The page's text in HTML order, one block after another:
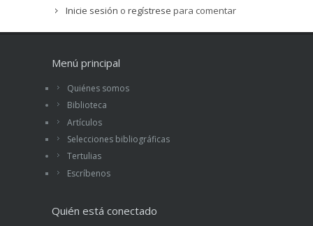
Inicie sesión o regístrese para comentar
Menú principal
Quiénes somos
Biblioteca
Artículos
Selecciones bibliográficas
Tertulias
Escríbenos
Quién está conectado